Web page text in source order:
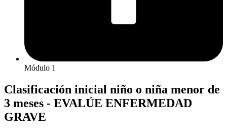
Módulo 1
Clasificación inicial niño o niña menor de
3 meses - EVALÚE ENFERMEDAD
GRAVE